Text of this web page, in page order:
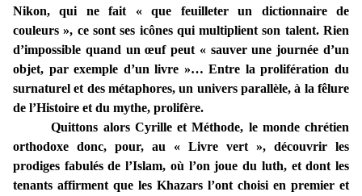
Nikon, qui ne fait « que feuilleter un dictionnaire de
couleurs », ce sont ses icônes qui multiplient son talent. Rien
d’impossible quand un œuf peut « sauver une journée d’un
objet, par exemple d’un livre »… Entre la prolifération du
surnaturel et des métaphores, un univers parallèle, à la fêlure
de l’Histoire et du mythe, prolifère.
Quittons alors Cyrille et Méthode, le monde chrétien
orthodoxe donc, pour, au « Livre vert », découvrir les
prodiges fabulés de l’Islam, où l’on joue du luth, et dont les
tenants affirment que les Khazars l’ont choisi en premier et